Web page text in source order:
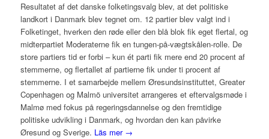
Resultatet af det danske folketingsvalg blev, at det politiske
landkort i Danmark blev tegnet om. 12 partier blev valgt ind i
Folketinget, hverken den røde eller den blå blok fik eget flertal, og
midterpartiet Moderaterne fik en tungen-på-vægtskålen-rolle. De
store partiers tid er forbi – kun ét parti fik mere end 20 procent af
stemmerne, og flertallet af partierne fik under ti procent af
stemmerne. I et samarbejde mellem Øresundsinstituttet, Greater
Copenhagen og Malmö universitet arrangeres et eftervalgsmøde i
Malmø med fokus på regeringsdannelse og den fremtidige
politiske udvikling i Danmark, og hvordan den kan påvirke
Øresund og Sverige. Läs mer →